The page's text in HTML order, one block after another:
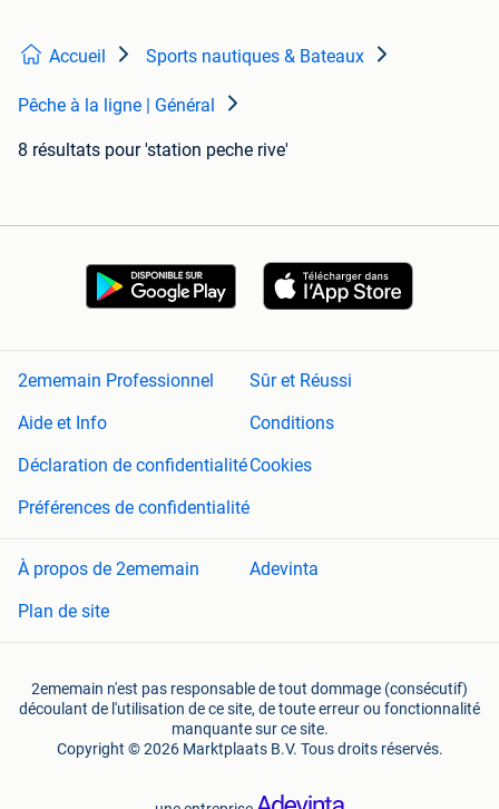
Accueil Sports nautiques & Bateaux
Pêche à la ligne | Général
8 résultats pour 'station peche rive'
2ememain Professionnel
Sûr et Réussi
Aide et Info
Conditions
Déclaration de confidentialitéCookies
Préférences de confidentialité
À propos de 2ememain
Adevinta
Plan de site
2ememain n'est pas responsable de tout dommage (consécutif)
découlant de l'utilisation de ce site, de toute erreur ou fonctionnalité
manquante sur ce site.
Copyright © 2026 Marktplaats B.V. Tous droits réservés.